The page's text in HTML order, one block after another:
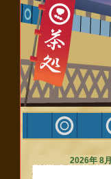
2026年 8月